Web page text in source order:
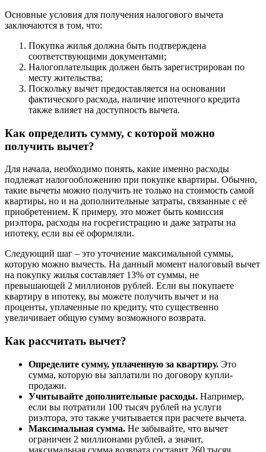
Основные условия для получения налогового вычета
заключаются в том, что:
Покупка жилья должна быть подтверждена
соответствующими документами;
Налогоплательщик должен быть зарегистрирован по
месту жительства;
Поскольку вычет предоставляется на основании
фактического расхода, наличие ипотечного кредита
также влияет на доступность вычета.
Как определить сумму, с которой можно
получить вычет?
Для начала, необходимо понять, какие именно расходы
подлежат налогообложению при покупке квартиры. Обычно,
такие вычеты можно получить не только на стоимость самой
квартиры, но и на дополнительные затраты, связанные с её
приобретением. К примеру, это может быть комиссия
риэлтора, расходы на госрегистрацию и даже затраты на
ипотеку, если вы её оформляли.
Следующий шаг – это уточнение максимальной суммы,
которую можно вычесть. На данный момент налоговый вычет
на покупку жилья составляет 13% от суммы, не
превышающей 2 миллионов рублей. Если вы покупаете
квартиру в ипотеку, вы можете получить вычет и на
проценты, уплаченные по кредиту, что существенно
увеличивает общую сумму возможного возврата.
Как рассчитать вычет?
Определите сумму, уплаченную за квартиру. Это
сумма, которую вы заплатили по договору купли-
продажи.
Учитывайте дополнительные расходы. Например,
если вы потратили 100 тысяч рублей на услуги
риэлтора, это также учитывается при расчете вычета.
Максимальная сумма. Не забывайте, что вычет
ограничен 2 миллионами рублей, а значит,
максимальная сумма возврата составит 260 тысяч